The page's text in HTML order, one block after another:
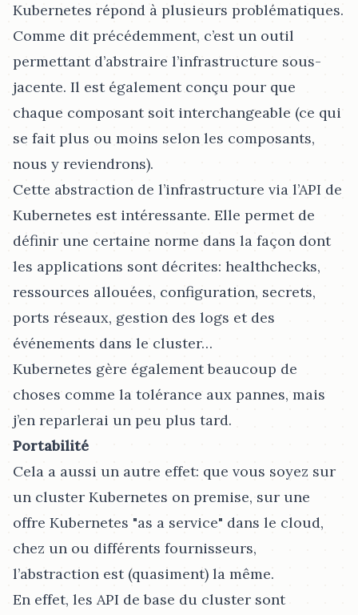
Kubernetes répond à plusieurs problématiques.
Comme dit précédemment, c’est un outil
permettant d’abstraire l’infrastructure sous-
jacente. Il est également conçu pour que
chaque composant soit interchangeable (ce qui
se fait plus ou moins selon les composants,
nous y reviendrons).
Cette abstraction de l’infrastructure via l’API de
Kubernetes est intéressante. Elle permet de
définir une certaine norme dans la façon dont
les applications sont décrites: healthchecks,
ressources allouées, configuration, secrets,
ports réseaux, gestion des logs et des
événements dans le cluster…​
Kubernetes gère également beaucoup de
choses comme la tolérance aux pannes, mais
j’en reparlerai un peu plus tard.
Portabilité
Cela a aussi un autre effet: que vous soyez sur
un cluster Kubernetes on premise, sur une
offre Kubernetes "as a service" dans le cloud,
chez un ou différents fournisseurs,
l’abstraction est (quasiment) la même.
En effet, les API de base du cluster sont